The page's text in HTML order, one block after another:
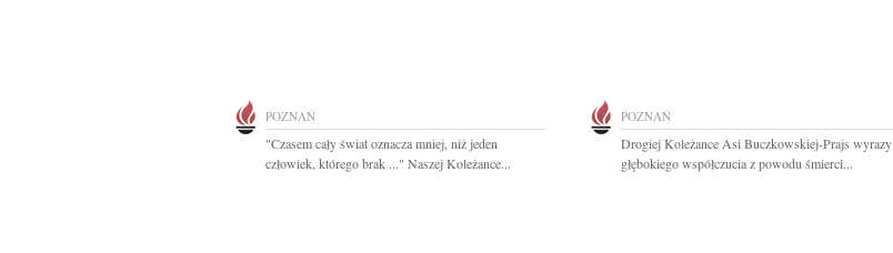
POZNAŃ
"Czasem cały świat oznacza mniej, niż jeden
człowiek, którego brak ..." Naszej Koleżance...
POZNAŃ
Drogiej Koleżance Asi Buczkowskiej-Prajs wyrazy
głębokiego współczucia z powodu śmierci...